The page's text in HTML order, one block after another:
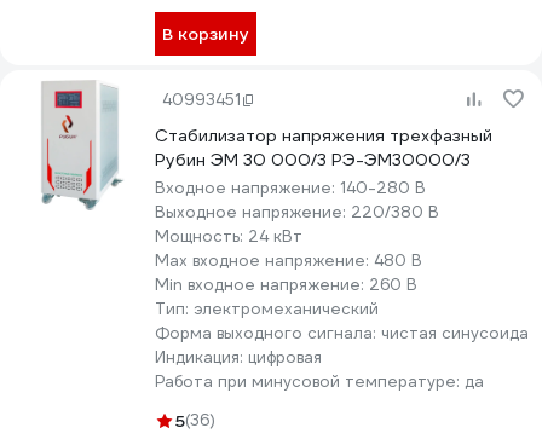
В корзину
40993451
Стабилизатор напряжения трехфазный
Рубин ЭМ 30 000/3 РЭ-ЭМ30000/3
Входное напряжение: 140-280 В
Выходное напряжение: 220/380 В
Мощность: 24 кВт
Max входное напряжение: 480 В
Min входное напряжение: 260 В
Тип: электромеханический
Форма выходного сигнала: чистая синусоида
Индикация: цифровая
Работа при минусовой температуре: да
5(36)